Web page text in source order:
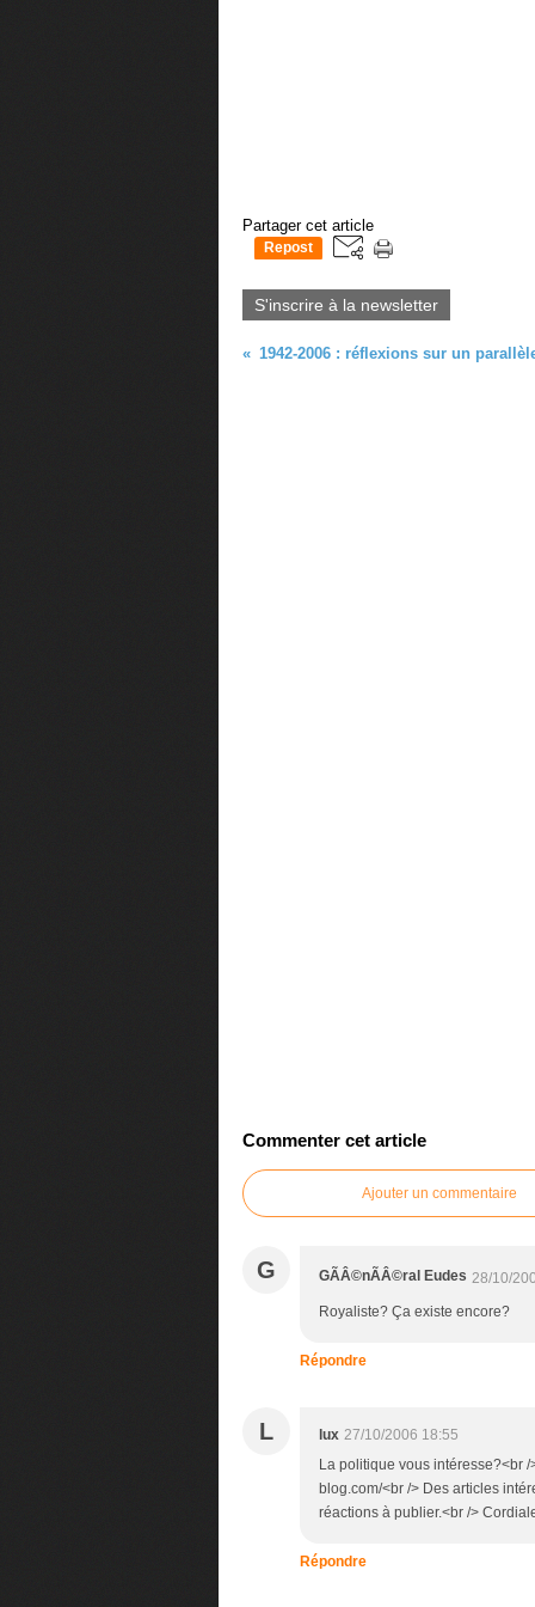
Partager cet article
Repost
S'inscrire à la newsletter
1942-2006 : réflexions sur un
Commenter cet article
Ajouter un commentaire
G GÃÂ©nÃÂ©ral Eudes 28/10/
Royaliste? Ça existe encore?
Répondre
L lux 27/10/2006 18:55
La politique vous intéresse?<br
blog.com/<br /> Des articles
réactions à publier.<br />
Répondre